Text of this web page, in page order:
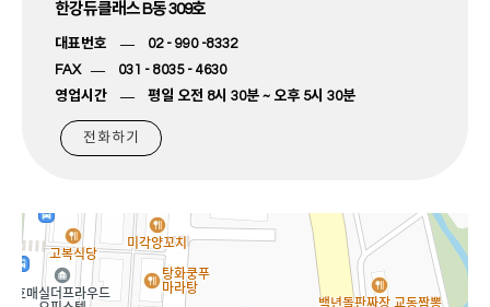
한강듀클래스 B동 309호
대표번호
― 02 - 990 -8332
FAX ― 031 - 8035 - 4630
영업시간 ― 평일 오전 8시 30분 ~ 오후 5시 30분
전화하기